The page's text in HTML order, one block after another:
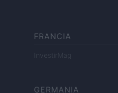
FRANCIA
InvestirMag
GERMANIA